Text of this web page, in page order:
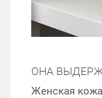
ОНА
Женская